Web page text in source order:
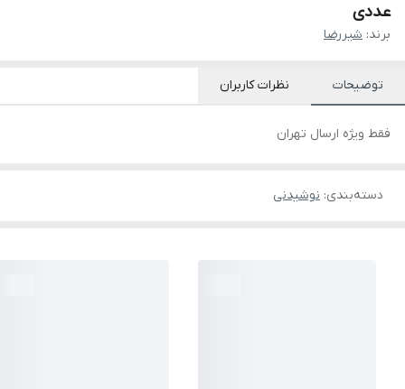
عددی
برند: شیررضا
توضیحات نظرات کاربران
فقط ویژه ارسال تهران
دسته‌بندی: نوشیدنی